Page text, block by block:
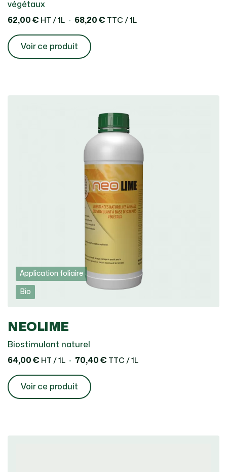
végétaux
62,00 € HT / 1L 68,20 € TTC / 1L
Voir ce produit
Application foliaire
Bio
NEOLIME
Biostimulant naturel
64,00 € HT / 1L 70,40 € TTC / 1L
Voir ce produit